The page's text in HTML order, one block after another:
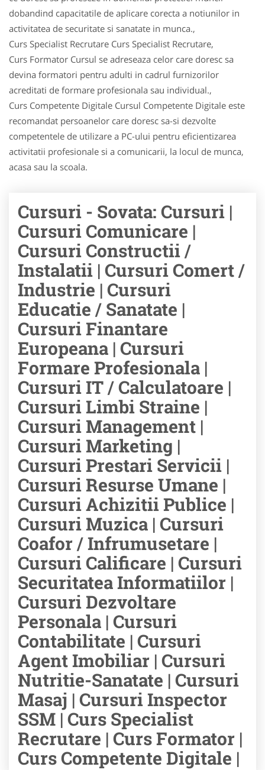
dobandind capacitatile de aplicare corecta a notiunilor in
activitatea de securitate si sanatate in munca.,
Curs Specialist Recrutare Curs Specialist Recrutare,
Curs Formator Cursul se adreseaza celor care doresc sa
devina formatori pentru adulti in cadrul furnizorilor
acreditati de formare profesionala sau individual.,
Curs Competente Digitale Cursul Competente Digitale este
recomandat persoanelor care doresc sa-si dezvolte
competentele de utilizare a PC-ului pentru eficientizarea
activitatii profesionale si a comunicarii, la locul de munca,
acasa sau la scoala.
Cursuri - Sovata: Cursuri |
Cursuri Comunicare |
Cursuri Constructii /
Instalatii | Cursuri Comert /
Industrie | Cursuri
Educatie / Sanatate |
Cursuri Finantare
Europeana | Cursuri
Formare Profesionala |
Cursuri IT / Calculatoare |
Cursuri Limbi Straine |
Cursuri Management |
Cursuri Marketing |
Cursuri Prestari Servicii |
Cursuri Resurse Umane |
Cursuri Achizitii Publice |
Cursuri Muzica | Cursuri
Coafor / Infrumusetare |
Cursuri Calificare | Cursuri
Securitatea Informatiilor |
Cursuri Dezvoltare
Personala | Cursuri
Contabilitate | Cursuri
Agent Imobiliar | Cursuri
Nutritie-Sanatate | Cursuri
Masaj | Cursuri Inspector
SSM | Curs Specialist
Recrutare | Curs Formator |
Curs Competente Digitale |